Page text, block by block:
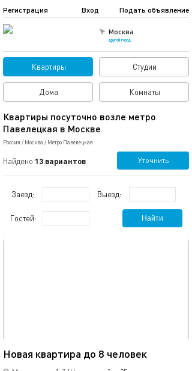
Москва
другой город
Подать объявление
Регистрация Вход
Квартиры Студии
Дома Комнаты
Квартиры посуточно возле метро
Павелецкая в Москве
Россия / Москва / Метро Павелецкая
Найдено 13 вариантов Уточнить
Заезд: Выезд:
Гостей: Найти
Новая квартира до 8 человек